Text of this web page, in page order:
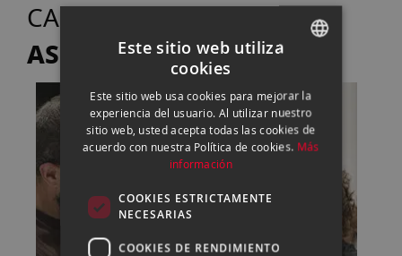
CASANOVA FOTOTE
ASESORA
ENGLISH
CATALAN
Este sitio web utiliza
cookies
Este sitio web usa cookies para mejorar la
experiencia del usuario. Al utilizar nuestro
sitio web, usted acepta todas las cookies de
acuerdo con nuestra Política de cookies. Más
información
COOKIES ESTRICTAMENTE
NECESARIAS
COOKIES DE RENDIMIENTO